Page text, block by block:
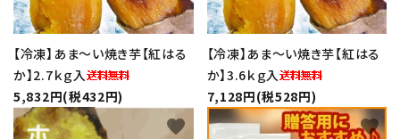
【冷凍】あま～い焼き芋【紅はる
か】2.7ｋｇ入
5,832円(税432円)
【冷凍】あま～い焼き芋【紅はる
か】3.6ｋｇ入
7,128円(税528円)
favorite favorite